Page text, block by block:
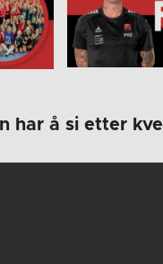
har å si etter